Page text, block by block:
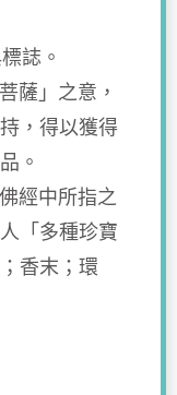
誌。
薩」之意，
，得以獲得
。
經中所指之
「多種珍寶
香末；環